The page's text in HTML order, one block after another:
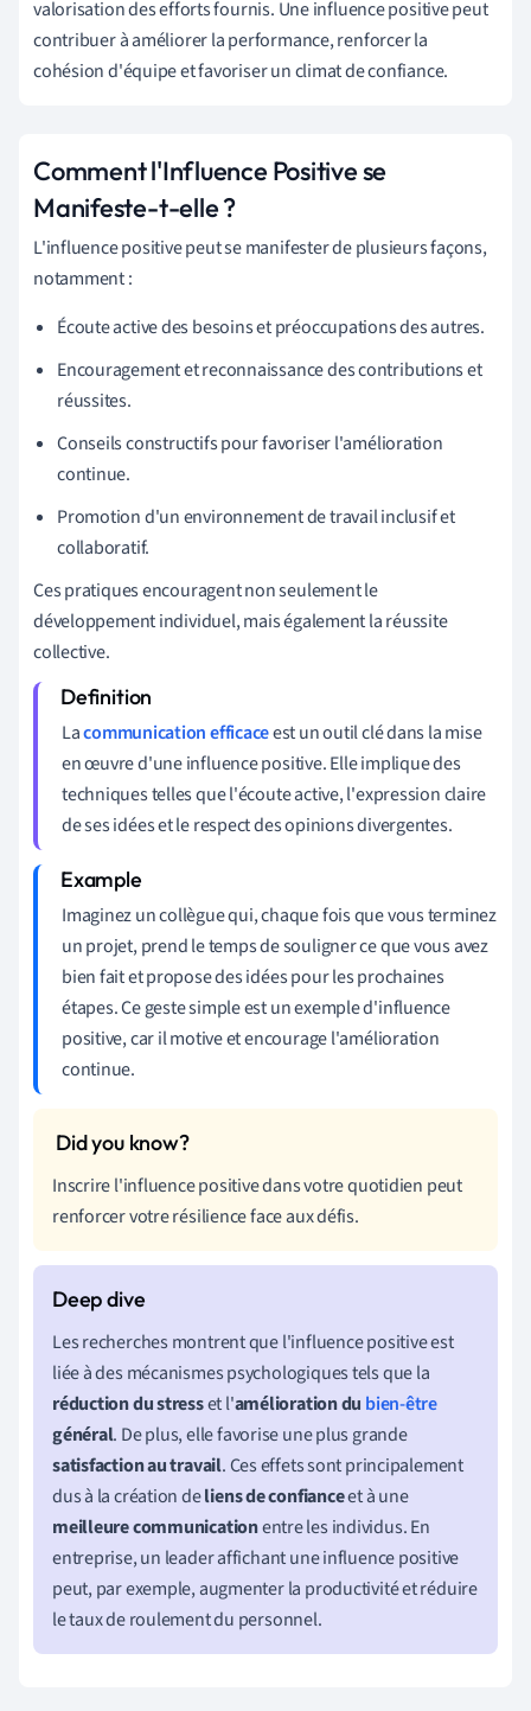
valorisation des efforts fournis. Une influence positive peut
contribuer à améliorer la performance, renforcer la
cohésion d'équipe et favoriser un climat de confiance.
Comment l'Influence Positive se
Manifeste-t-elle ?
L'influence positive peut se manifester de plusieurs façons,
notamment :
Écoute active des besoins et préoccupations des autres.
Encouragement et reconnaissance des contributions et
réussites.
Conseils constructifs pour favoriser l'amélioration
continue.
Promotion d'un environnement de travail inclusif et
collaboratif.
Ces pratiques encouragent non seulement le
développement individuel, mais également la réussite
collective.
Lacommunication efficaceest un outil clé dans la mise
en œuvre d'une influence positive. Elle implique des
techniques telles que l'écoute active, l'expression claire
de ses idées et le respect des opinions divergentes.
Imaginez un collègue qui, chaque fois que vous terminez
un projet, prend le temps de souligner ce que vous avez
bien fait et propose des idées pour les prochaines
étapes. Ce geste simple est un exemple d'influence
positive, car il motive et encourage l'amélioration
continue.
Inscrire l'influence positive dans votre quotidien peut
renforcer votre résilience face aux défis.
Les recherches montrent que l'influence positive est
liée à des mécanismes psychologiques tels que la
réduction du stresset l'amélioration du bien-être
général. De plus, elle favorise une plus grande
satisfaction au travail. Ces effets sont principalement
dus à la création deliens de confianceet à une
meilleure communicationentre les individus. En
entreprise, un leader affichant une influence positive
peut, par exemple, augmenter la productivité et réduire
le taux de roulement du personnel.